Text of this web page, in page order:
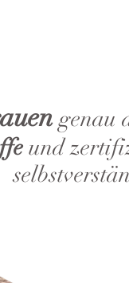
genau
und